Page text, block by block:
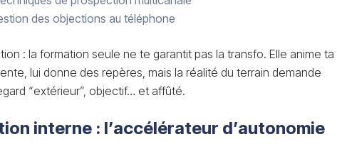
des objections au téléphone
: la formation seule ne te garantit pas la transfo. Elle anime ta
lui donne des repères, mais la réalité du terrain demande
“extérieur”, objectif… et affûté.
interne : l’accélérateur d’autonomie